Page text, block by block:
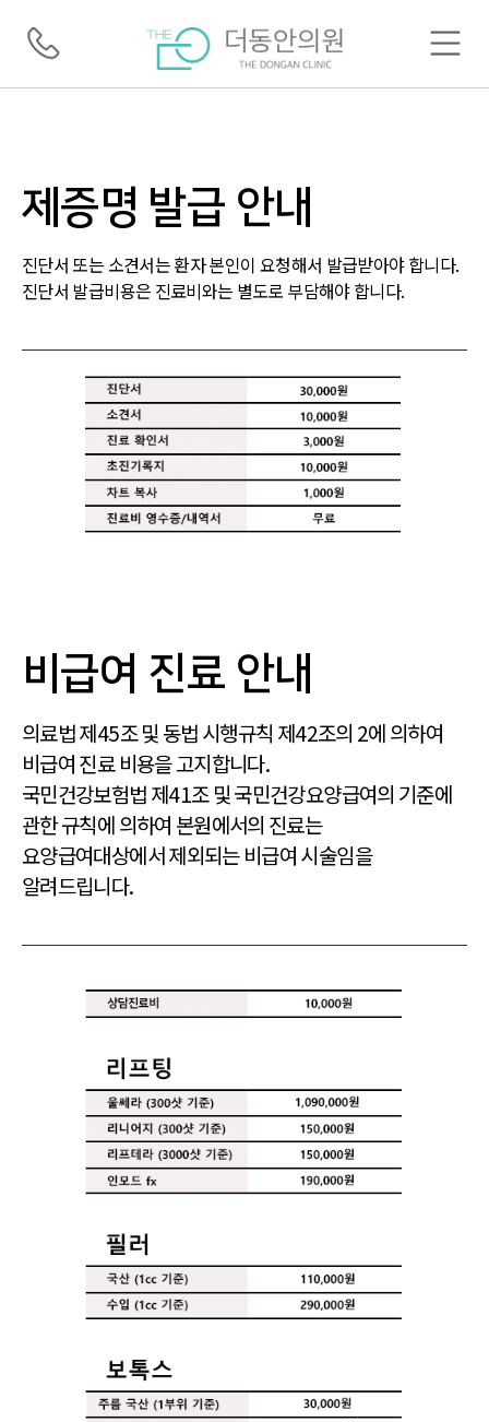
제증명 발급 안내
진단서 또는 소견서는 환자 본인이 요청해서 발급받아야 합니다.
진단서 발급비용은 진료비와는 별도로 부담해야 합니다.
비급여 진료 안내
의료법 제45조 및 동법 시행규칙 제42조의 2에 의하여
비급여 진료 비용을 고지합니다.
국민건강보험법 제41조 및 국민건강요양급여의 기준에
관한 규칙에 의하여 본원에서의 진료는
요양급여대상에서 제외되는 비급여 시술임을
알려드립니다.